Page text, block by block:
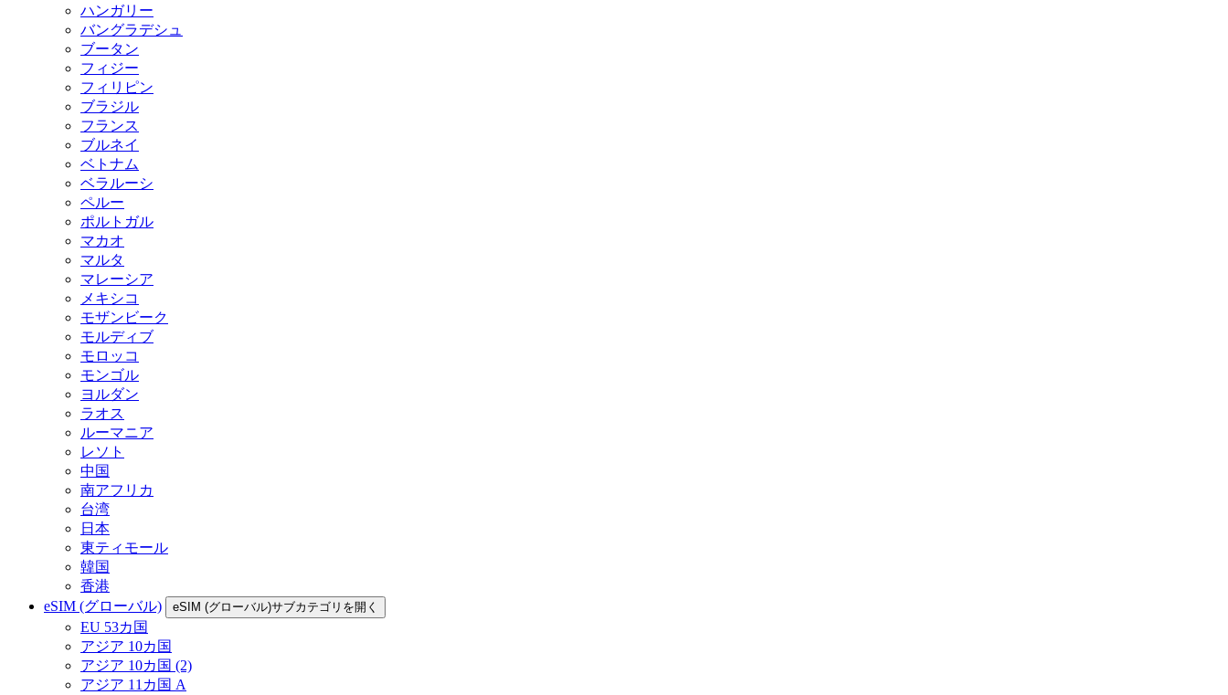
ハンガリー
バングラデシュ
ブータン
フィジー
フィリピン
ブラジル
フランス
ブルネイ
ベトナム
ベラルーシ
ペルー
ポルトガル
マカオ
マルタ
マレーシア
メキシコ
モザンビーク
モルディブ
モロッコ
モンゴル
ヨルダン
ラオス
ルーマニア
レソト
中国
南アフリカ
台湾
日本
東ティモール
韓国
香港
eSIM (グローバル)
eSIM (グローバル)サブカテゴリを開く
EU 53カ国
アジア 10カ国
アジア 10カ国 (2)
アジア 11カ国 A